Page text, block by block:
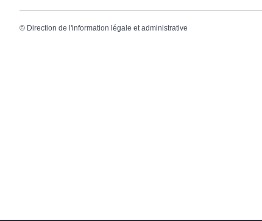
© Direction de l'information légale et administrative